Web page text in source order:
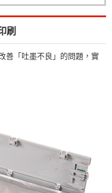
刷
善「吐墨不良」的問題，實